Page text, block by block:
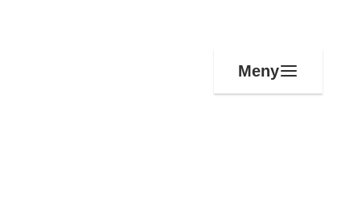
Meny